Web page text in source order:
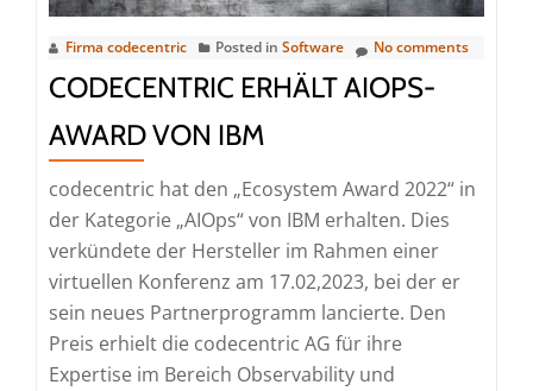
Firma codecentric Posted in Software No comments
CODECENTRIC ERHÄLT AIOPS-
AWARD VON IBM
codecentric hat den „Ecosystem Award 2022“ in
der Kategorie „AIOps“ von IBM erhalten. Dies
verkündete der Hersteller im Rahmen einer
virtuellen Konferenz am 17.02,2023, bei der er
sein neues Partnerprogramm lancierte. Den
Preis erhielt die codecentric AG für ihre
Expertise im Bereich Observability und